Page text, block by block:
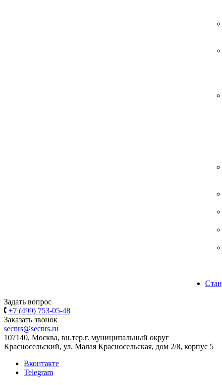
Задать вопрос
+7 (499) 753-05-48
Заказать звонок
secnrs@secnrs.ru
107140, Москва, вн.тер.г. муниципальный округ
Красносельский, ул. Малая Красносельская, дом 2/8, корпус 5
Вконтакте
Telegram